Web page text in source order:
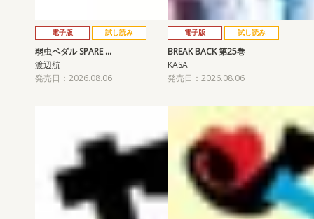
電子版 試し読み
弱虫ペダル SPARE …
渡辺航
発売日：2026.08.06
電子版 試し読み
BREAK BACK 第25巻
KASA
発売日：2026.08.06